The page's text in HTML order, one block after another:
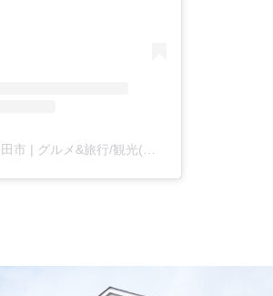
岩手県陸前高田市 | グルメ&旅行/観光(@rikuzentakata_kankou)がシェアした投稿